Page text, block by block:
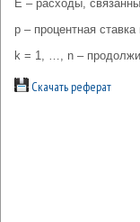
Е – расходы,
р – процентная
k = 1, …, n –
Скачать реферат